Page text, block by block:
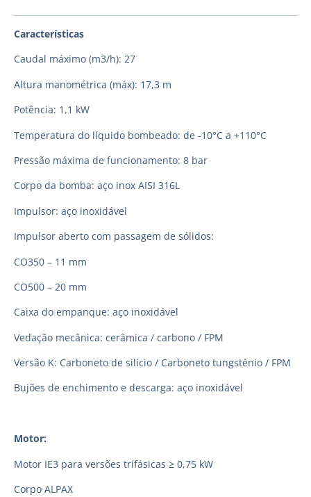
Características
Caudal máximo (m3/h): 27
Altura manométrica (máx): 17,3 m
Potência: 1,1 kW
Temperatura do líquido bombeado: de -10°C a +110°C
Pressão máxima de funcionamento: 8 bar
Corpo da bomba: aço inox AISI 316L
Impulsor: aço inoxidável
Impulsor aberto com passagem de sólidos:
CO350 – 11 mm
CO500 – 20 mm
Caixa do empanque: aço inoxidável
Vedação mecânica: cerâmica / carbono / FPM
Versão K: Carboneto de silício / Carboneto tungsténio / FPM
Bujões de enchimento e descarga: aço inoxidável
Motor:
Motor IE3 para versões trifásicas ≥ 0,75 kW
Corpo ALPAX